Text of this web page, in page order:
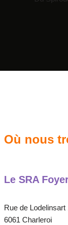
Où nous
Le SRA
Rue de Lodelinsart
6061 Charleroi